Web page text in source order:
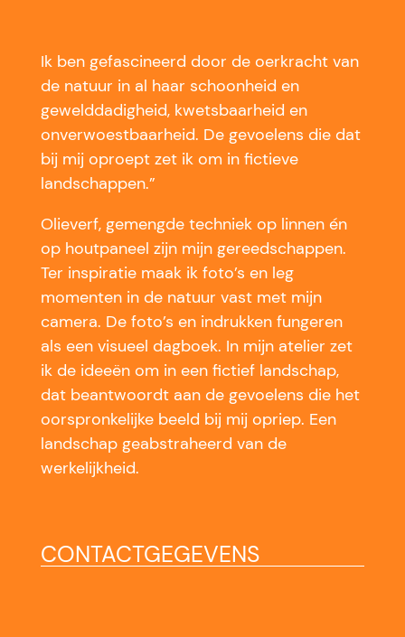
Ik ben gefascineerd door de oerkracht van
de natuur in al haar schoonheid en
gewelddadigheid, kwetsbaarheid en
onverwoestbaarheid. De gevoelens die dat
bij mij oproept zet ik om in fictieve
landschappen.”
Olieverf, gemengde techniek op linnen én
op houtpaneel zijn mijn gereedschappen.
Ter inspiratie maak ik foto’s en leg
momenten in de natuur vast met mijn
camera. De foto’s en indrukken fungeren
als een visueel dagboek. In mijn atelier zet
ik de ideeën om in een fictief landschap,
dat beantwoordt aan de gevoelens die het
oorspronkelijke beeld bij mij opriep. Een
landschap geabstraheerd van de
werkelijkheid.
CONTACTGEGEVENS